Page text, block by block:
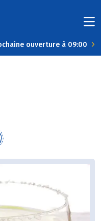
ouverture à 09:00